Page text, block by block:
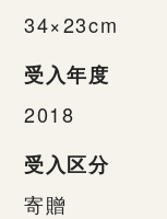
34×23cm
受入年度
2018
受入区分
寄贈